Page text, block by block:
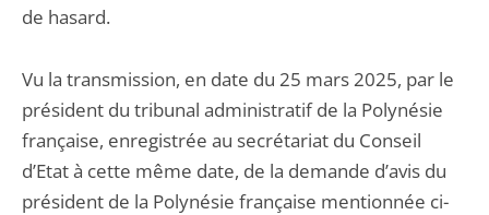
de hasard.
Vu la transmission, en date du 25 mars 2025, par le
président du tribunal administratif de la Polynésie
française, enregistrée au secrétariat du Conseil
d’Etat à cette même date, de la demande d’avis du
président de la Polynésie française mentionnée ci-